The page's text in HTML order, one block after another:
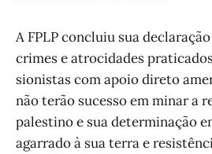
A FPLP concluiu sua
crimes e atrocidades
sionistas com apoio direto
não terão sucesso em minar a
palestino e sua determinação
agarrado à sua terra e